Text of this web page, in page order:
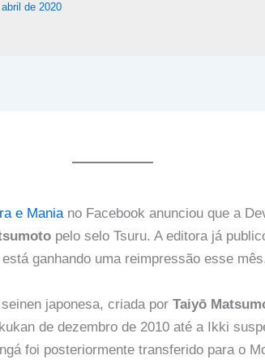
de 2020
e Maniano Facebook anunciou que a
pelo selo Tsuru. A editora já
ganhando uma reimpressão esse mês.
japonesa, criada por Taiyō
de dezembro de 2010 até a Ikki
foi posteriormente transferido para o